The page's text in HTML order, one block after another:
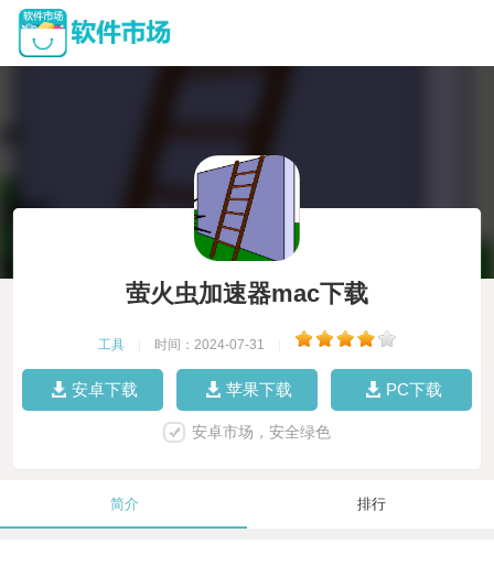
萤火虫加速器mac下载
工具 时间：2024-07-31
安卓下载 苹果下载 PC下载
安卓市场，安全绿色
简介 排行